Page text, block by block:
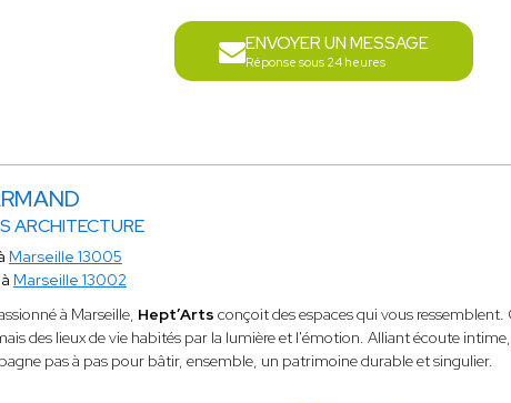
ENVOYER UN MESSAGE
Réponse sous 24 heures
ARCHITECTURE
Marseille 13005
Marseille 13002
à Marseille, Hept’Arts conçoit des espaces qui vous ressemblent.
des lieux de vie habités par la lumière et l'émotion. Alliant écoute
pas à pas pour bâtir, ensemble, un patrimoine durable et singulier.